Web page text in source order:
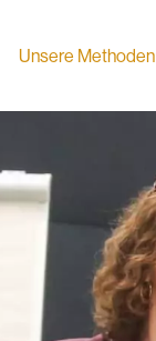
Unsere Methoden